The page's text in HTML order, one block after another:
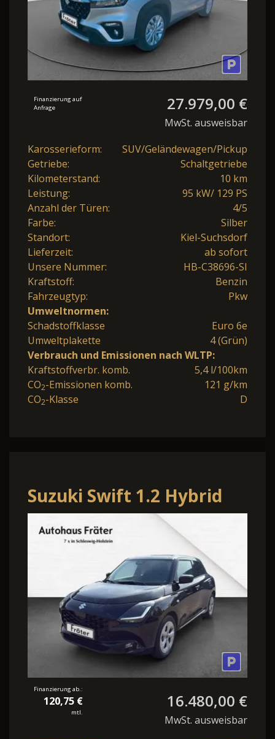
Finanzierung auf
Anfrage
27.979,00 €
MwSt. ausweisbar
Karosserieform:
SUV/Geländewagen/Pickup
Getriebe:
Schaltgetriebe
Kilometerstand:
10 km
Leistung:
95 kW/ 129 PS
Anzahl der Türen:
4/5
Farbe:
Silber
Standort:
Kiel-Suchsdorf
Lieferzeit:
ab sofort
Unsere Nummer:
HB-C38696-SI
Kraftstoff:
Benzin
Fahrzeugtyp:
Pkw
Umweltnormen:
Schadstoffklasse
Euro 6e
Umweltplakette
4 (Grün)
Verbrauch und Emissionen nach WLTP:
Kraftstoffverbr. komb.
5,4 l/100km
CO2-Emissionen komb.
121 g/km
CO2-Klasse D
Suzuki Swift 1.2 Hybrid
Comfort | LED | ACC |
Finanzierung ab.:
120,75 €
mtl.
16.480,00 €
MwSt. ausweisbar